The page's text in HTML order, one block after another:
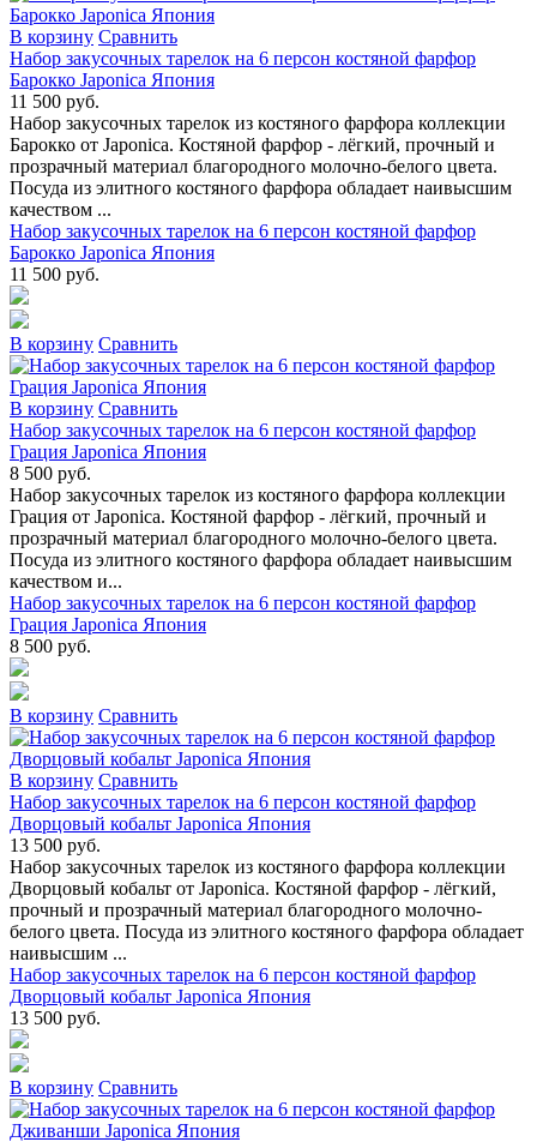
В коpзину Сpавнить
Набор закусочных тарелок на 6 персон костяной фарфор
Барокко Japonica Япония
11 500 руб.
Набор закусочных тарелок из костяного фарфора коллекции
Барокко от Japonica. Костяной фарфор - лёгкий, прочный и
прозрачный материал благородного молочно-белого цвета.
Посуда из элитного костяного фарфора обладает наивысшим
качеством ...
Набор закусочных тарелок на 6 персон костяной фарфор
Барокко Japonica Япония
11 500 руб.
В коpзину Сpавнить
В коpзину Сpавнить
Набор закусочных тарелок на 6 персон костяной фарфор
Грация Japonica Япония
8 500 руб.
Набор закусочных тарелок из костяного фарфора коллекции
Грация от Japonica. Костяной фарфор - лёгкий, прочный и
прозрачный материал благородного молочно-белого цвета.
Посуда из элитного костяного фарфора обладает наивысшим
качеством и...
Набор закусочных тарелок на 6 персон костяной фарфор
Грация Japonica Япония
8 500 руб.
В коpзину Сpавнить
В коpзину Сpавнить
Набор закусочных тарелок на 6 персон костяной фарфор
Дворцовый кобальт Japonica Япония
13 500 руб.
Набор закусочных тарелок из костяного фарфора коллекции
Дворцовый кобальт от Japonica. Костяной фарфор - лёгкий,
прочный и прозрачный материал благородного молочно-
белого цвета. Посуда из элитного костяного фарфора обладает
наивысшим ...
Набор закусочных тарелок на 6 персон костяной фарфор
Дворцовый кобальт Japonica Япония
13 500 руб.
В коpзину Сpавнить